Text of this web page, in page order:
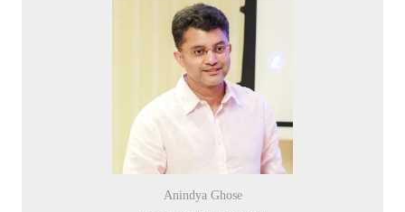
Anindya Ghose